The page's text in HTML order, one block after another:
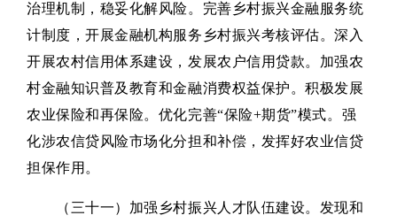
治理机制，稳妥化解风险。完善乡村振兴金融服务统
计制度，开展金融机构服务乡村振兴考核评估。深入
开展农村信用体系建设，发展农户信用贷款。加强农
村金融知识普及教育和金融消费权益保护。积极发展
农业保险和再保险。优化完善“保险+期货”模式。强
化涉农信贷风险市场化分担和补偿，发挥好农业信贷
担保作用。
（三十一）加强乡村振兴人才队伍建设。发现和